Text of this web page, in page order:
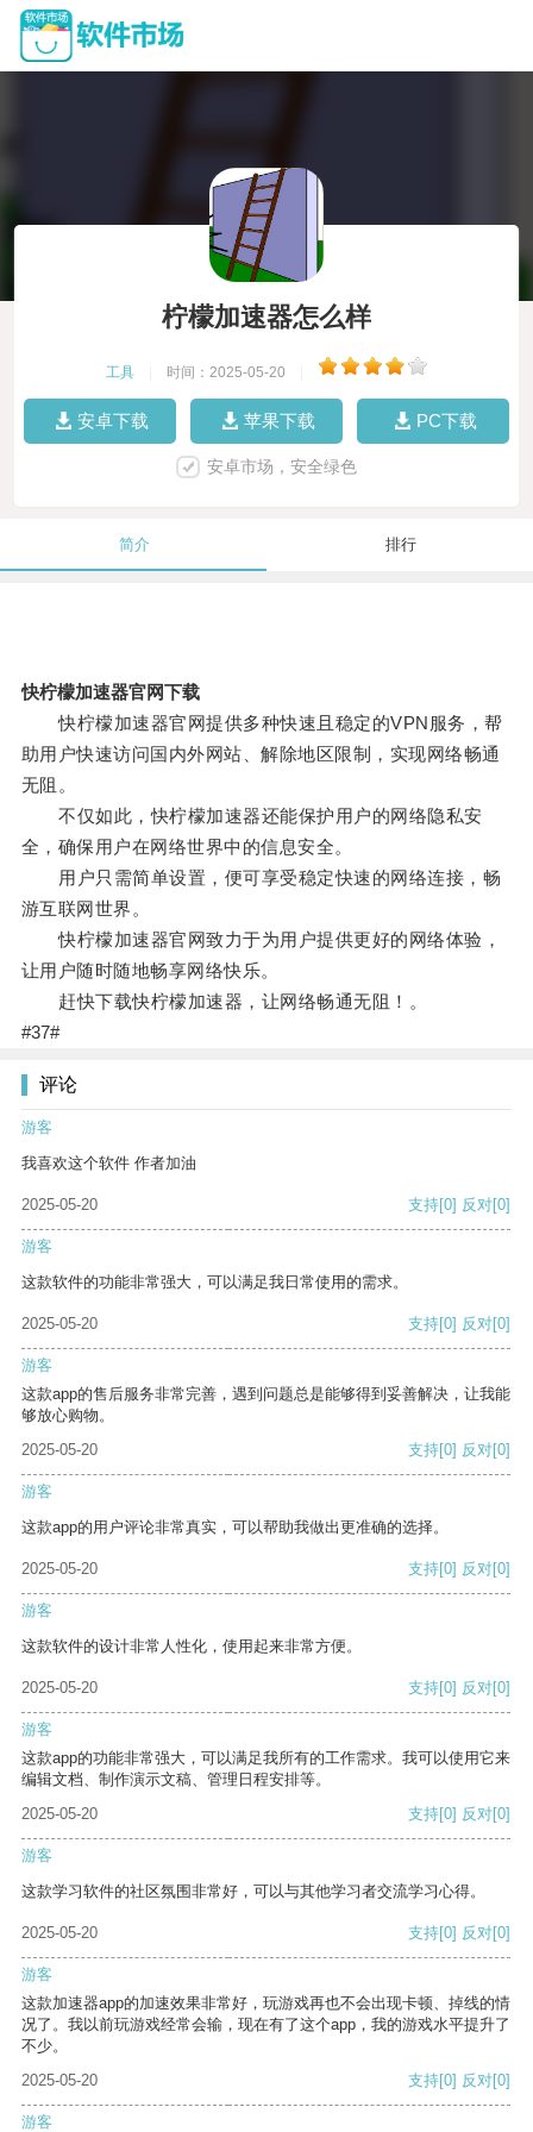
柠檬加速器怎么样
工具 时间：2025-05-20
安卓下载 苹果下载 PC下载
安卓市场，安全绿色
简介 排行
快柠檬加速器官网下载
快柠檬加速器官网提供多种快速且稳定的VPN服务，帮
助用户快速访问国内外网站、解除地区限制，实现网络畅通
无阻。
不仅如此，快柠檬加速器还能保护用户的网络隐私安
全，确保用户在网络世界中的信息安全。
用户只需简单设置，便可享受稳定快速的网络连接，畅
游互联网世界。
快柠檬加速器官网致力于为用户提供更好的网络体验，
让用户随时随地畅享网络快乐。
赶快下载快柠檬加速器，让网络畅通无阻！。
#37#
评论
游客
我喜欢这个软件 作者加油
2025-05-20 支持[0] 反对[0]
游客
这款软件的功能非常强大，可以满足我日常使用的需求。
2025-05-20 支持[0] 反对[0]
游客
这款app的售后服务非常完善，遇到问题总是能够得到妥善解决，让我能
够放心购物。
2025-05-20
支持[0] 反对[0]
游客
这款app的用户评论非常真实，可以帮助我做出更准确的选择。
2025-05-20 支持[0] 反对[0]
游客
这款软件的设计非常人性化，使用起来非常方便。
2025-05-20 支持[0] 反对[0]
游客
这款app的功能非常强大，可以满足我所有的工作需求。我可以使用它来
编辑文档、制作演示文稿、管理日程安排等。
2025-05-20
支持[0] 反对[0]
游客
这款学习软件的社区氛围非常好，可以与其他学习者交流学习心得。
2025-05-20 支持[0] 反对[0]
游客
这款加速器app的加速效果非常好，玩游戏再也不会出现卡顿、掉线的情
况了。我以前玩游戏经常会输，现在有了这个app，我的游戏水平提升了
不少。
2025-05-20
支持[0] 反对[0]
游客